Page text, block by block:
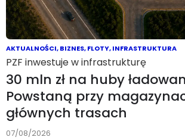
AKTUALNOŚCI,BIZNES,FLOTY,INFRASTRUKTURA
PZF inwestuje w infrastrukturę
30 mln zł na huby
Powstaną przy
głównych trasach
07/08/2026